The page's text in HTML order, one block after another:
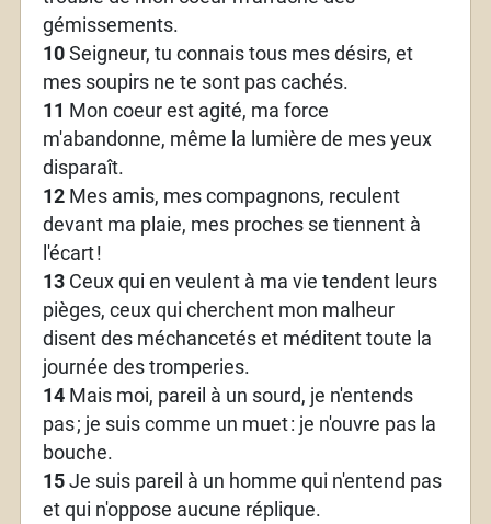
gémissements.
10Seigneur, tu connais tous mes désirs, et
mes soupirs ne te sont pas cachés.
11 Mon coeur est agité, ma force
m'abandonne, même la lumière de mes yeux
disparaît.
12Mes amis, mes compagnons, reculent
devant ma plaie, mes proches se tiennent à
l'écart!
13Ceux qui en veulent à ma vie tendent leurs
pièges, ceux qui cherchent mon malheur
disent des méchancetés et méditent toute la
journée des tromperies.
14Mais moi, pareil à un sourd, je n'entends
pas; je suis comme un muet: je n'ouvre pas la
bouche.
15Je suis pareil à un homme qui n'entend pas
et qui n'oppose aucune réplique.